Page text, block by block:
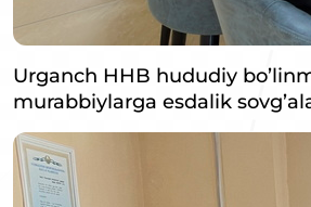
Urganch HHB hududiy
murabbiylarga esdalik